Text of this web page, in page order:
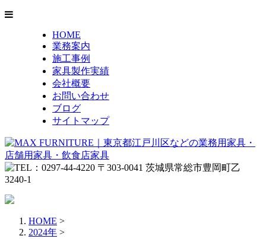
HOME
業務案内
施工事例
家具製作実績
会社概要
お問い合わせ
ブログ
サイトマップ
HOME >
2024年 >